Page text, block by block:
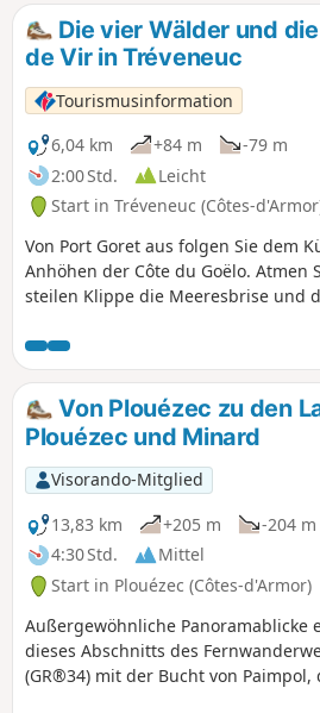
Die vier Wälder und
de Vir in Tréveneuc
Tourismusinformation
6,04 km
+84 m
-79 m
2:00 Std.
Leicht
Start in Tréveneuc (Côtes-
Von Port Goret aus folgen Sie dem
Anhöhen der Côte du Goëlo. Atmen
steilen Klippe die Meeresbrise und
Meer bewahrt das Dorfzentrum mit
Einrichtungen seinen Charme
der Route zeugen die alten Steine
beschaulichen Leben, zwischen
lokalen Legenden.
Von Plouézec zu den
Plouézec und Minard
Visorando-Mitglied
13,83 km
+205 m
-204 m
4:30 Std.
Mittel
Start in Plouézec (Côtes-d'Armor)
Außergewöhnliche Panoramablicke
dieses Abschnitts des
(GR®34) mit der Bucht von Paimpol,